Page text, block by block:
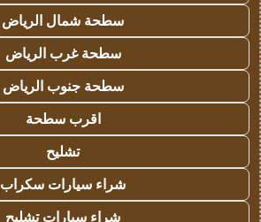
سطحة شمال الرياض
سطحة غرب الرياض
سطحة جنوب الرياض
اقرب سطحة
تشليح
شراء سيارات سكراب
شراء سيارات تشليح